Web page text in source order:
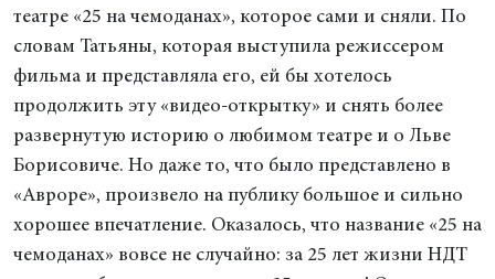
театре «25 на чемоданах», которое сами и сняли. По
словам Татьяны, которая выступила режиссером
фильма и представляла его, ей бы хотелось
продолжить эту «видео-открытку» и снять более
развернутую историю о любимом театре и о Льве
Борисовиче. Но даже то, что было представлено в
«Авроре», произвело на публику большое и сильно
хорошее впечатление. Оказалось, что название «25 на
чемоданах» вовсе не случайно: за 25 лет жизни НДТ